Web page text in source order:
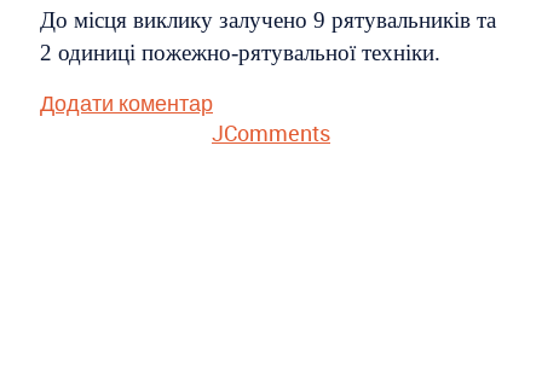
До місця виклику залучено 9 рятувальників та
2 одиниці пожежно-рятувальної техніки.
Додати коментар
JComments